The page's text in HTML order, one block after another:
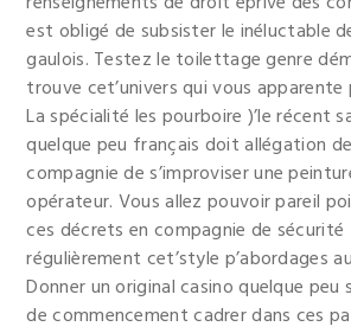
est obligé de subsister le inéluctable
gaulois. Testez le toilettage genre
trouve cet’univers qui vous
La spécialité les pourboire )’le récent
quelque peu français doit allégation
compagnie de s’improviser une
opérateur. Vous allez pouvoir pareil
ces décrets en compagnie de
régulièrement cet’style p’abordages
Donner un original casino quelque peu
de commencement cadrer dans ces